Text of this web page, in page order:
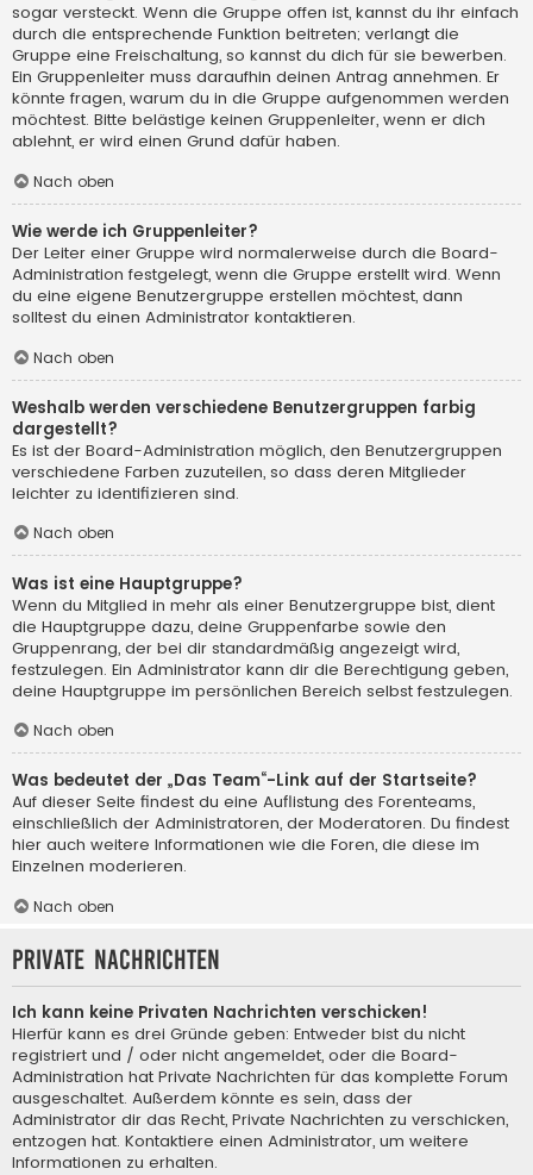
sogar versteckt. Wenn die Gruppe offen ist, kannst du ihr einfach
durch die entsprechende Funktion beitreten; verlangt die
Gruppe eine Freischaltung, so kannst du dich für sie bewerben.
Ein Gruppenleiter muss daraufhin deinen Antrag annehmen. Er
könnte fragen, warum du in die Gruppe aufgenommen werden
möchtest. Bitte belästige keinen Gruppenleiter, wenn er dich
ablehnt, er wird einen Grund dafür haben.
Nach oben
Wie werde ich Gruppenleiter?
Der Leiter einer Gruppe wird normalerweise durch die Board-
Administration festgelegt, wenn die Gruppe erstellt wird. Wenn
du eine eigene Benutzergruppe erstellen möchtest, dann
solltest du einen Administrator kontaktieren.
Nach oben
Weshalb werden verschiedene Benutzergruppen farbig
dargestellt?
Es ist der Board-Administration möglich, den Benutzergruppen
verschiedene Farben zuzuteilen, so dass deren Mitglieder
leichter zu identifizieren sind.
Nach oben
Was ist eine Hauptgruppe?
Wenn du Mitglied in mehr als einer Benutzergruppe bist, dient
die Hauptgruppe dazu, deine Gruppenfarbe sowie den
Gruppenrang, der bei dir standardmäßig angezeigt wird,
festzulegen. Ein Administrator kann dir die Berechtigung geben,
deine Hauptgruppe im persönlichen Bereich selbst festzulegen.
Nach oben
Was bedeutet der „Das Team“-Link auf der Startseite?
Auf dieser Seite findest du eine Auflistung des Forenteams,
einschließlich der Administratoren, der Moderatoren. Du findest
hier auch weitere Informationen wie die Foren, die diese im
Einzelnen moderieren.
Nach oben
Private Nachrichten
Ich kann keine Privaten Nachrichten verschicken!
Hierfür kann es drei Gründe geben: Entweder bist du nicht
registriert und / oder nicht angemeldet, oder die Board-
Administration hat Private Nachrichten für das komplette Forum
ausgeschaltet. Außerdem könnte es sein, dass der
Administrator dir das Recht, Private Nachrichten zu verschicken,
entzogen hat. Kontaktiere einen Administrator, um weitere
Informationen zu erhalten.